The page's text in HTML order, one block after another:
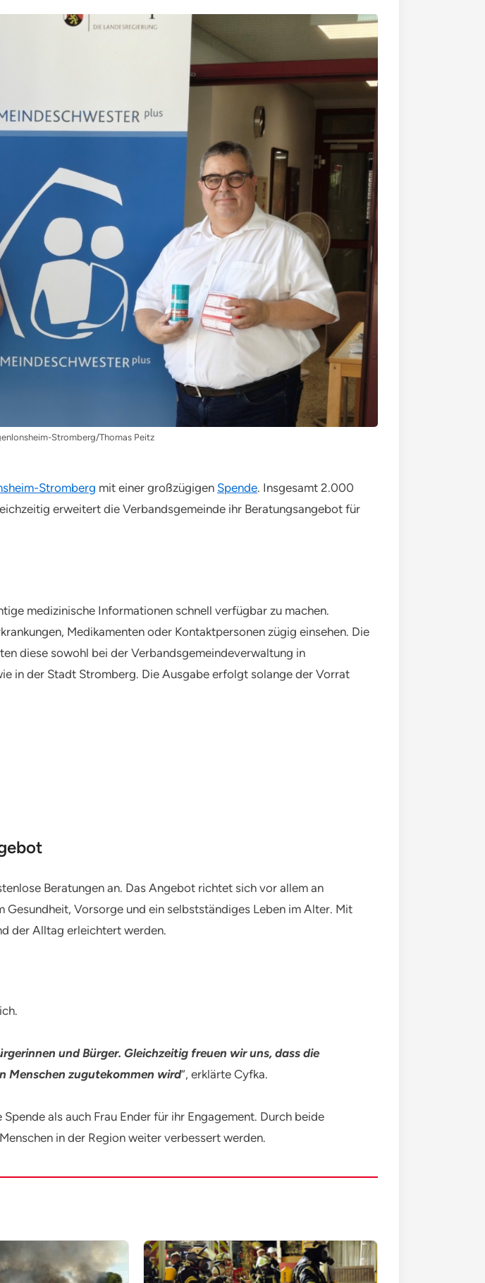
Stromberg/Thomas Peitz
Stromberg mit einer großzügigen Spende. Insgesamt 2.000
erweitert die Verbandsgemeinde ihr Beratungsangebot für
medizinische Informationen schnell verfügbar zu machen.
Medikamenten oder Kontaktpersonen zügig einsehen. Die
diese sowohl bei der Verbandsgemeindeverwaltung in
in der Stadt Stromberg. Die Ausgabe erfolgt solange der Vorrat
Beratungen an. Das Angebot richtet sich vor allem an
Gesundheit, Vorsorge und ein selbstständiges Leben im Alter. Mit
der Alltag erleichtert werden.
und Bürger. Gleichzeitig freuen wir uns, dass die
Menschen zugutekommen wird“, erklärte Cyfka.
als auch Frau Ender für ihr Engagement. Durch beide
in der Region weiter verbessert werden.